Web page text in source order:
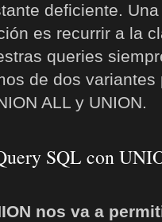
deficiente.
es recurrir a la
queries
de dos
ALL y UNION.
SQL con
nos va a